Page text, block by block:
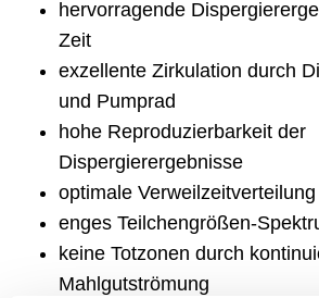
hervorragende
Zeit
exzellente Zirkulation durch
und Pumprad
hohe Reproduzierbarkeit der
Dispergierergebnisse
optimale Verweilzeitverteilung
enges Teilchengrößen-
keine Totzonen durch
Mahlgutströmung